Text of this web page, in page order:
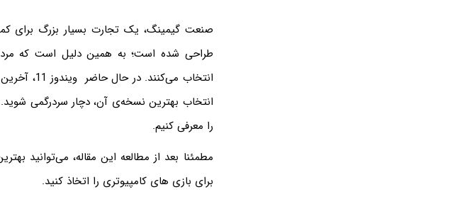
طراحی شده است؛ به همین دلیل است که
انتخاب بهترین نسخه‌ی آن، دچار سردرگمی شوید.
را معرفی کنیم.
مطمئنا بعد از مطالعه این مقاله، می‌توانید
برای بازی های کامپیوتری را اتخاذ کنید.